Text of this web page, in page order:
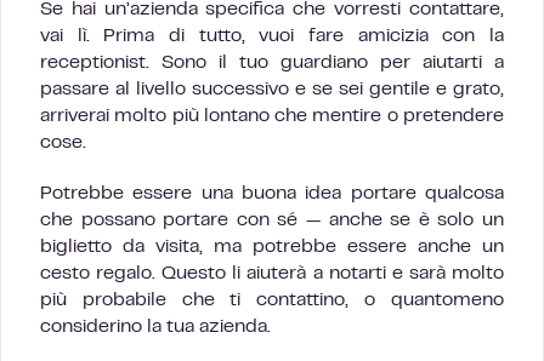
Se hai un’azienda specifica che vorresti contattare,
vai lì. Prima di tutto, vuoi fare amicizia con la
receptionist. Sono il tuo guardiano per aiutarti a
passare al livello successivo e se sei gentile e grato,
arriverai molto più lontano che mentire o pretendere
cose.
Potrebbe essere una buona idea portare qualcosa
che possano portare con sé — anche se è solo un
biglietto da visita, ma potrebbe essere anche un
cesto regalo. Questo li aiuterà a notarti e sarà molto
più probabile che ti contattino, o quantomeno
considerino la tua azienda.